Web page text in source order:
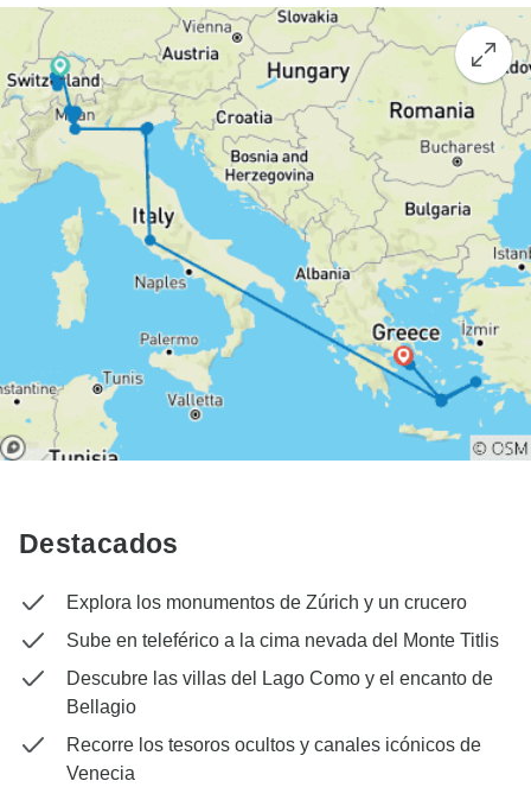
Destacados
Explora los monumentos de Zúrich y un crucero
Sube en teleférico a la cima nevada del Monte Titlis
Descubre las villas del Lago Como y el encanto de
Bellagio
Recorre los tesoros ocultos y canales icónicos de
Venecia